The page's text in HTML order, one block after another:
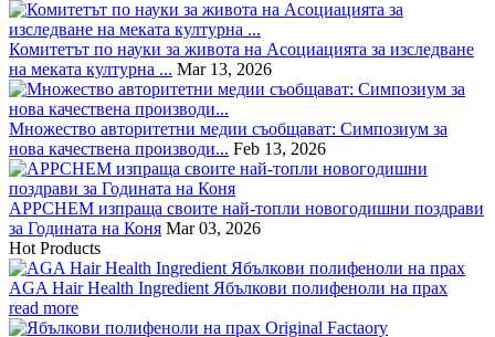
Комитетът по науки за живота на Асоциацията за изследване
на меката културна ... Mar 13, 2026
Множество авторитетни медии съобщават: Симпозиум за
нова качествена производи... Feb 13, 2026
APPCHEM изпраща своите най-топли новогодишни поздрави
за Годината на Коня Mar 03, 2026
Hot Products
AGA Hair Health Ingredient Ябълкови полифеноли на прах
read more